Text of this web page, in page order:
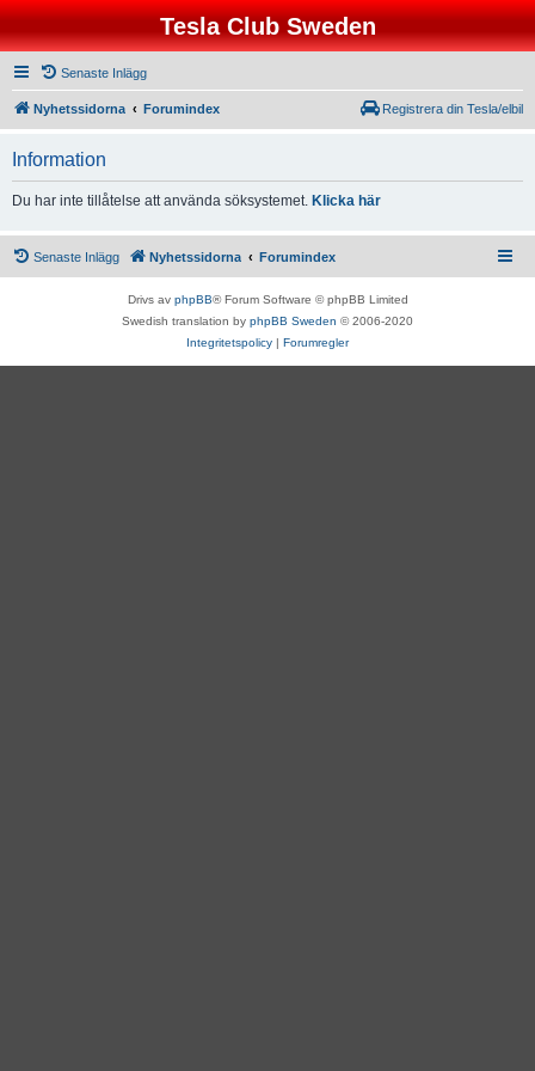
Tesla Club Sweden
Senaste Inlägg
Nyhetssidorna Forumindex Registrera din Tesla/elbil
Information
Du har inte tillåtelse att använda söksystemet. Klicka här
Senaste Inlägg Nyhetssidorna Forumindex
Drivs av phpBB® Forum Software © phpBB Limited
Swedish translation by phpBB Sweden © 2006-2020
Integritetspolicy | Forumregler